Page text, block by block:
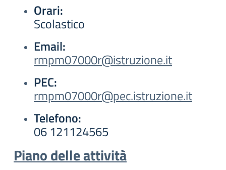
Orari:
Scolastico
Email:
rmpm07000r@istruzione.it
PEC:
rmpm07000r@pec.istruzione.it
Telefono:
06 121124565
Piano delle attività